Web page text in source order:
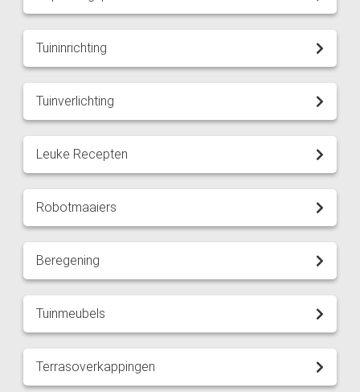
Tuininrichting
Tuinverlichting
Leuke Recepten
Robotmaaiers
Beregening
Tuinmeubels
Terrasoverkappingen